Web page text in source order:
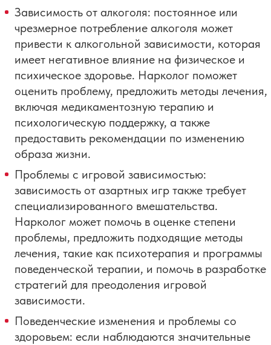
Зависимость от алкоголя: постоянное или
чрезмерное потребление алкоголя может
привести к алкогольной зависимости, которая
имеет негативное влияние на физическое и
психическое здоровье. Нарколог поможет
оценить проблему, предложить методы лечения,
включая медикаментозную терапию и
психологическую поддержку, а также
предоставить рекомендации по изменению
образа жизни.
Проблемы с игровой зависимостью:
зависимость от азартных игр также требует
специализированного вмешательства.
Нарколог может помочь в оценке степени
проблемы, предложить подходящие методы
лечения, такие как психотерапия и программы
поведенческой терапии, и помочь в разработке
стратегий для преодоления игровой
зависимости.
Поведенческие изменения и проблемы со
здоровьем: если наблюдаются значительные